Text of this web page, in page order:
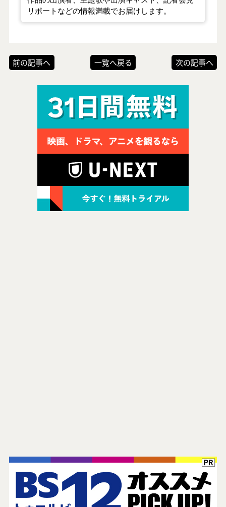
リポートなどの情報満載でお届けします。
前の記事へ 一覧へ戻る 次の記事へ